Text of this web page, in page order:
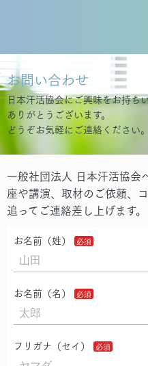
お問い合わせ
日本汗活協会にご興味をお持ち
ありがとうございます。
どうぞお気軽にご連絡ください。
一般社団法人 日本汗活協会
座や講演、取材のご依頼、
追ってご連絡差し上げます。
お名前（姓）
お名前（名）
フリガナ（セイ）